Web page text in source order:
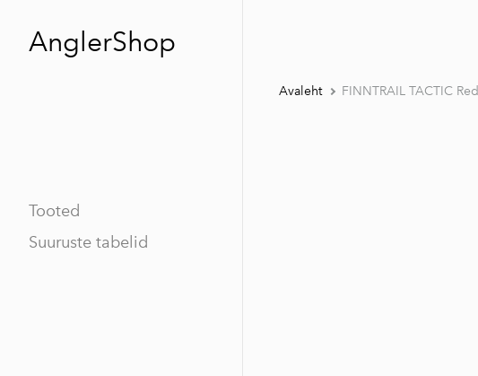
AnglerShop
Tooted
Suuruste tabelid
Avaleht FINNTRAIL TACTIC Red